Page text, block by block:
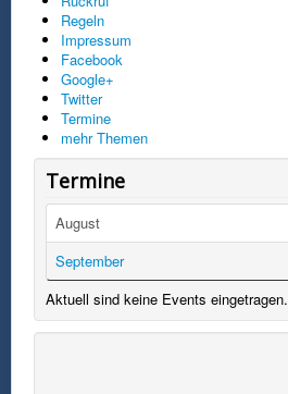
Regeln
Impressum
Facebook
Google+
Twitter
Termine
mehr Themen
Termine
August
September
Aktuell sind keine Events eingetragen.